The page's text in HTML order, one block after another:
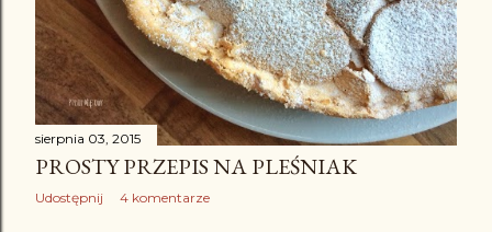
sierpnia 03, 2015
PROSTY PRZEPIS NA PLEŚNIAK
Udostępnij 4 komentarze